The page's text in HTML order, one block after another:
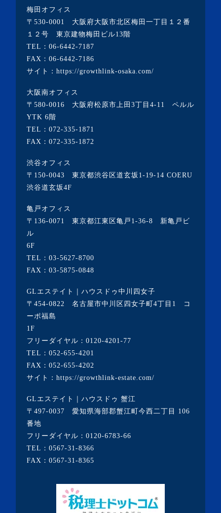
・2022年5月(1記事)
・2022年4月(2記事)
・2022年3月(3記事)
・2021年12月(2記事)
・2021年11月(7記事)
・2021年10月(3記事)
・2021年8月(6記事)
・2021年7月(3記事)
・2021年5月(2記事)
・2021年4月(4記事)
・2021年2月(3記事)
・2021年1月(3記事)
・2020年12月(7記事)
・2020年11月(5記事)
・2020年10月(3記事)
・2020年9月(8記事)
・2020年8月(5記事)
・2020年6月(9記事)
・2020年5月(5記事)
・2020年4月(3記事)
・2020年3月(7記事)
・2020年1月(3記事)
・2019年12月(7記事)
梅田オフィス
〒530-0001 大阪府大阪市北区梅田一丁目１２番
１２号 東京建物梅田ビル13階
TEL： 06-6442-7187
FAX：06-6442-7186
サイト： https://growthlink-osaka.com/
大阪南オフィス
〒580-0016 大阪府松原市上田3丁目4-11 ペルル
YTK 6階
TEL： 072-335-1871
FAX：072-335-1872
渋谷オフィス
〒150-0043 東京都渋谷区道玄坂1-19-14 COERU
渋谷道玄坂4F
亀戸オフィス
〒136-0071 東京都江東区亀戸1-36-8 新亀戸ビ
ル
6F
TEL： 03-5627-8700
FAX：03-5875-0848
GLエステイト｜ハウスドゥ中川四女子
〒454-0822 名古屋市中川区四女子町4丁目1 コ
ーポ福島
1F
フリーダイヤル： 0120-4201-77
TEL： 052-655-4201
FAX：052-655-4202
サイト： https://growthlink-estate.com/
GLエステイト｜ハウスドゥ 蟹江
〒497-0037 愛知県海部郡蟹江町今西二丁目 106
番地
フリーダイヤル： 0120-6783-66
TEL： 0567-31-8366
FAX：0567-31-8365